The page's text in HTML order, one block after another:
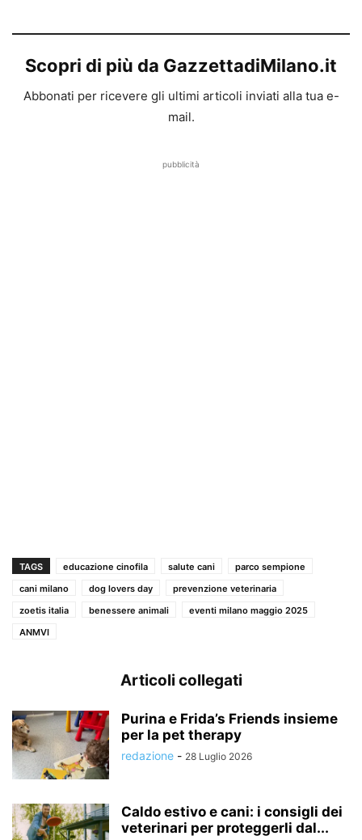
Scopri di più da GazzettadiMilano.it
Abbonati per ricevere gli ultimi articoli inviati alla tua e-
mail.
pubblicità
TAGS educazione cinofila salute cani
parco sempione
cani milano
dog lovers day
prevenzione veterinaria
zoetis italia
benessere animali
eventi milano maggio 2025
ANMVI
Articoli collegati
Purina e Frida’s Friends insieme
per la pet therapy
redazione - 28 Luglio 2026
Caldo estivo e cani: i consigli dei
veterinari per proteggerli dal...